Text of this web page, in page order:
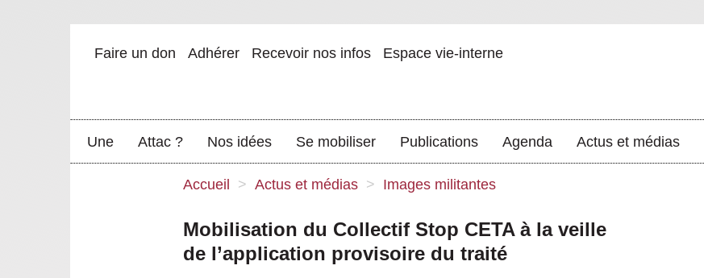
Faire un don Adhérer Recevoir nos infos Espace vie-interne
Une Attac ? Nos idées Se mobiliser Publications Agenda Actus et médias
Accueil > Actus et médias > Images militantes
Mobilisation du Collectif Stop CETA à la veille
de l’application provisoire du traité